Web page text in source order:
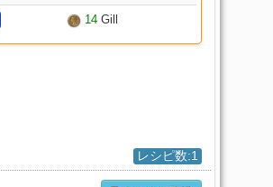
14 Gill
レシピ数:1